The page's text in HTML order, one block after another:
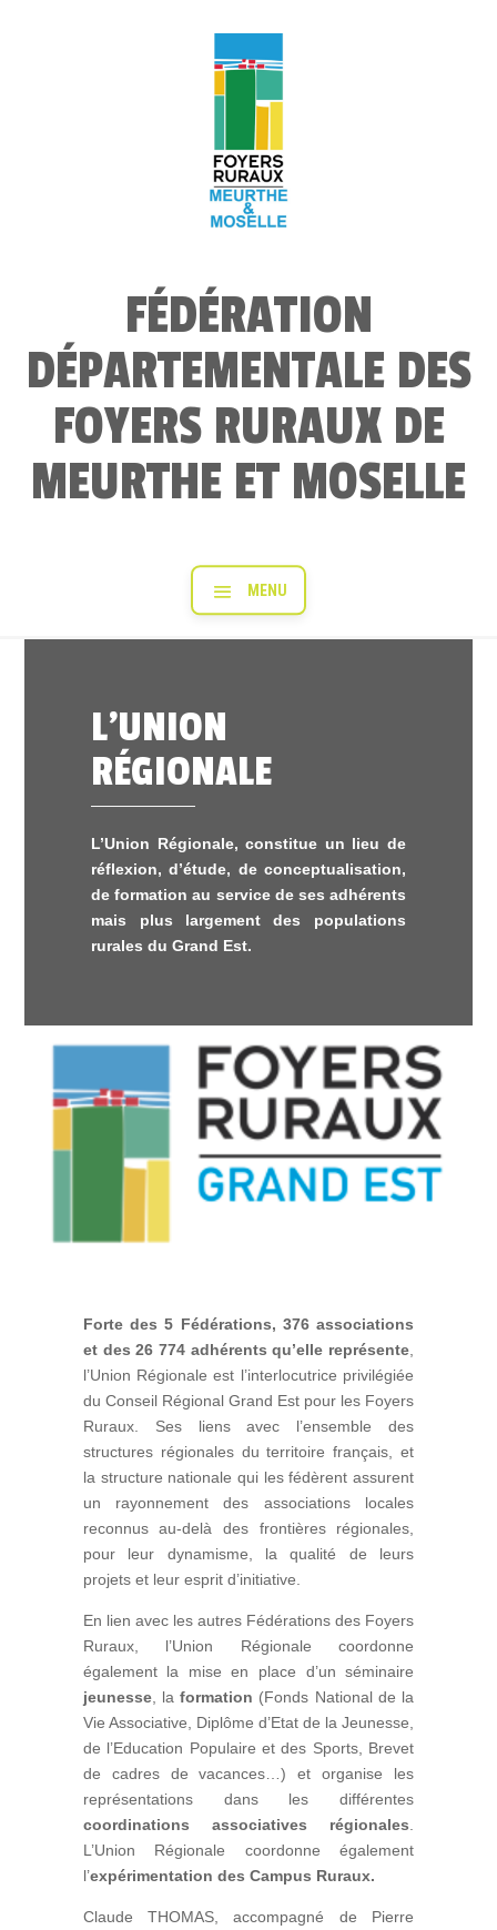
FÉDÉRATION
DÉPARTEMENTALE DES
FOYERS RURAUX DE
MEURTHE ET MOSELLE
L’UNION
RÉGIONALE
L’Union Régionale, constitue un lieu de
réflexion, d’étude, de conceptualisation,
de formation au service de ses adhérents
mais plus largement des populations
rurales du Grand Est.
Forte des 5 Fédérations, 376 associations
et des 26 774 adhérents qu’elle représente
l’Union Régionale est l’interlocutrice privilégiée
du Conseil Régional Grand Est pour les Foyers
Ruraux. Ses liens avec l’ensemble des
structures régionales du territoire français, et
la structure nationale qui les fédèrent assurent
un rayonnement des associations locales
reconnus au-delà des frontières régionales,
pour leur dynamisme, la qualité de leurs
projets et leur esprit d’initiative.
En lien avec les autres Fédérations des Foyers
Ruraux, l’Union Régionale coordonne
également la mise en place d’un séminaire
jeunesse, laformation (Fonds National de la
Vie Associative, Diplôme d’Etat de la Jeunesse,
de l’Education Populaire et des Sports, Brevet
de cadres de vacances…) et organise les
représentations dans les différentes
coordinations associatives régionales
L’Union Régionale coordonne également
l’expérimentation des Campus Ruraux.
Claude THOMAS, accompagné de Pierre